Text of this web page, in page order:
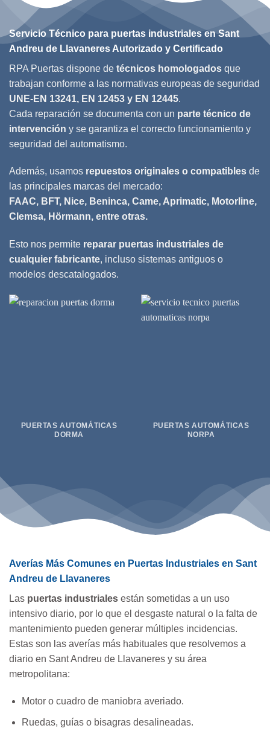
Servicio Técnico para puertas industriales en Sant
Andreu de Llavaneres Autorizado y Certificado
RPA Puertas dispone de técnicos homologados que
trabajan conforme a las normativas europeas de seguridad
UNE-EN 13241, EN 12453 y EN 12445.
Cada reparación se documenta con un parte técnico de
intervención y se garantiza el correcto funcionamiento y
seguridad del automatismo.
Además, usamos repuestos originales o compatibles de
las principales marcas del mercado:
FAAC, BFT, Nice, Beninca, Came, Aprimatic, Motorline,
Clemsa, Hörmann, entre otras.
Esto nos permite reparar puertas industriales de
cualquier fabricante, incluso sistemas antiguos o
modelos descatalogados.
PUERTAS AUTOMÁTICAS
DORMA
PUERTAS AUTOMÁTICAS
NORPA
Averías Más Comunes en Puertas Industriales en Sant
Andreu de Llavaneres
Las puertas industriales están sometidas a un uso
intensivo diario, por lo que el desgaste natural o la falta de
mantenimiento pueden generar múltiples incidencias.
Estas son las averías más habituales que resolvemos a
diario en Sant Andreu de Llavaneres y su área
metropolitana:
Motor o cuadro de maniobra averiado.
Ruedas, guías o bisagras desalineadas.